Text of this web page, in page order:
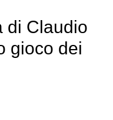
di Claudio
gioco dei